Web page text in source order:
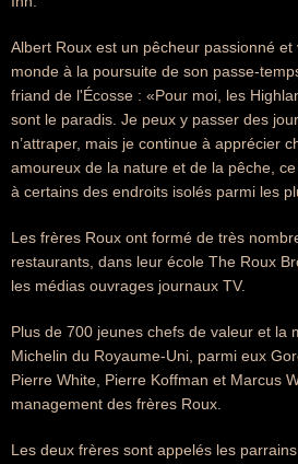
Albert Roux est un pêcheur passionné
monde à la poursuite de son passe-
friand de l'Écosse : «Pour moi, les
sont le paradis. Je peux y passer des
n’attraper, mais je continue à apprécier
amoureux de la nature et de la pêche,
à certains des endroits isolés parmi les
Les frères Roux ont formé de très
restaurants, dans leur école The Roux
les médias ouvrages journaux TV.
Plus de 700 jeunes chefs de valeur et la
Michelin du Royaume-Uni, parmi eux
Pierre White, Pierre Koffman et Marcus
management des frères Roux.
Les deux frères sont appelés les